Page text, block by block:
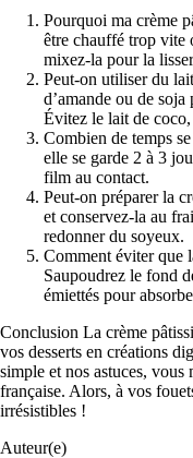
Pourquoi ma crème
être chauffé trop vite
mixez-la pour la
Peut-on utiliser du
d’amande ou de
Évitez le lait de
Combien de temps
elle se garde 2 à 3
film au contact.
Peut-on préparer la
et conservez-la au
redonner du soyeux.
Comment éviter que
Saupoudrez le fond
émiettés pour
Conclusion La crème
vos desserts en créations
simple et nos astuces,
française. Alors, à vos
irrésistibles !
Auteur(e)